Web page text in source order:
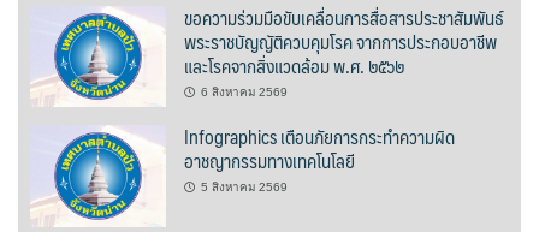
Amante Baristro Hotel & Cafe’ @Pua
C View Home
Deply
Go Hight ‘O Village
ขอความร่วมมือขับเคลื่อนการสื่อสารประชาสัมพันธ์
พระราชบัญญัติควบคุมโรค จากการประกอบอาชีพ
และโรคจากสิ่งแวดล้อม พ.ศ. ๒๕๖๒
6 สิงหาคม 2569
Infographics เตือนภัยการกระทำความผิด
อาชญากรรมทางเทคโนโลยี
5 สิงหาคม 2569